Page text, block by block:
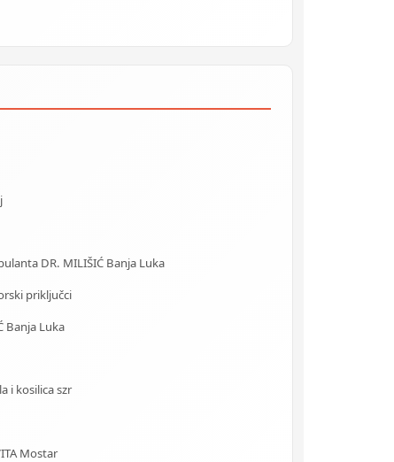
DR. MILIŠIĆ Banja Luka
priključci
Banja Luka
i kosilica szr
Mostar